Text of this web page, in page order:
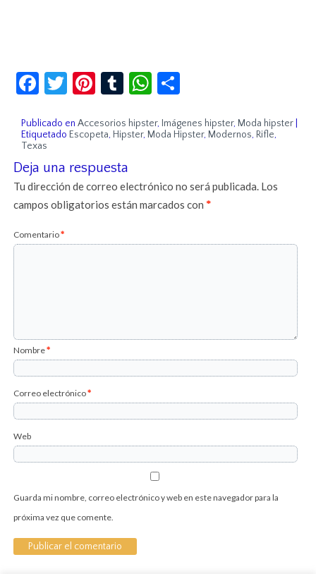
Facebook
Twitter
Pinterest
TumblrWhatsApp
Publicado en Accesorios hipster, Imágenes hipster, Moda hipster
Etiquetado Escopeta, Hipster, Moda Hipster, Modernos, Rifle,
Texas
Deja una respuesta
Tu dirección de correo electrónico no será publicada. Los
campos obligatorios están marcados con*
Comentario*
Nombre*
Correo electrónico*
Web
Guarda mi nombre, correo electrónico y web en este navegador para la
próxima vez que comente.